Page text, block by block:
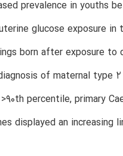
prevalence in youths
glucose exposure
born after exposure
of maternal type
percentile, primary
displayed an increasing